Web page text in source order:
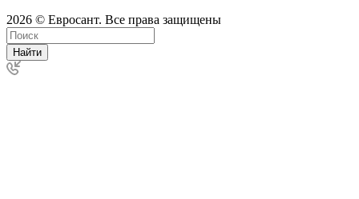
2026 © Евросант. Все права защищены
Найти